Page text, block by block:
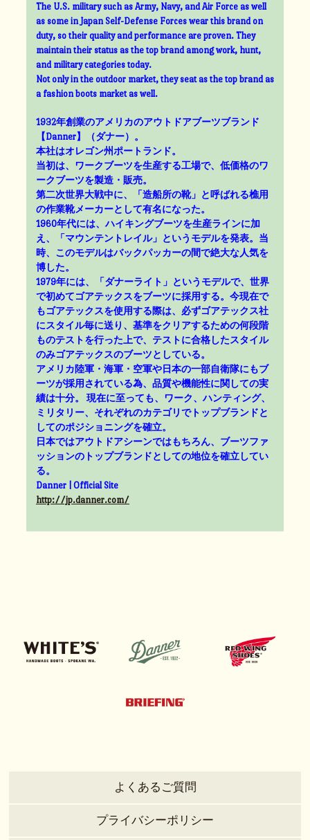
The U.S. military such as Army, Navy, and Air Force as well
as some in Japan Self-Defense Forces wear this brand on
duty, so their quality and performance are proven. They
maintain their status as the top brand among work, hunt,
and military categories today.
Not only in the outdoor market, they seat as the top brand as
a fashion boots market as well.
1932年創業のアメリカのアウトドアブーツブランド
【Danner】（ダナー）。
本社はオレゴン州ポートランド。
当初は、ワークブーツを生産する工場で、低価格のワ
ークブーツを製造・販売。
第二次世界大戦中に、「造船所の靴」と呼ばれる樵用
の作業靴メーカーとして有名になった。
1960年代には、ハイキングブーツを生産ラインに加
え、「マウンテントレイル」というモデルを発表。当
時、このモデルはバックパッカーの間で絶大な人気を
博した。
1979年には、「ダナーライト」というモデルで、世界
で初めてゴアテックスをブーツに採用する。今現在で
もゴアテックスを使用する際は、必ずゴアテックス社
にスタイル毎に送り、基準をクリアするための何段階
ものテストを行った上で、テストに合格したスタイル
のみゴアテックスのブーツとしている。
アメリカ陸軍・海軍・空軍や日本の一部自衛隊にもブ
ーツが採用されている為、品質や機能性に関しての実
績は十分。 現在に至っても、ワーク、ハンティング、
ミリタリー、それぞれのカテゴリでトップブランドと
してのポジショニングを確立。
日本ではアウトドアシーンではもちろん、ブーツファ
ッションのトップブランドとしての地位を確立してい
る。
Danner | Official Site
http://jp.danner.com/
よくあるご質問
プライバシーポリシー